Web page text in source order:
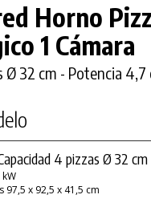
Horno
1 Cámara
Ø 32 cm - Potencia 4,7
4 pizzas Ø 32 cm
97,5 x 92,5 x 41,5 cm